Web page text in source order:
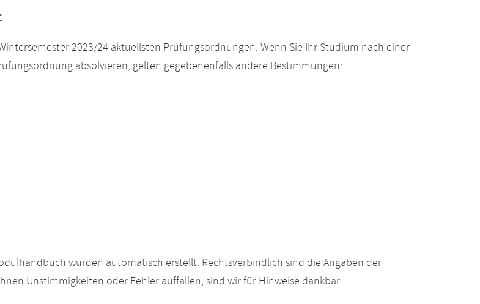
2023/24 aktuellsten Prüfungsordnungen. Wenn Sie Ihr Studium nach einer
absolvieren, gelten gegebenenfalls andere Bestimmungen:
wurden automatisch erstellt. Rechtsverbindlich sind die Angaben der
Unstimmigkeiten oder Fehler auffallen, sind wir für Hinweise dankbar.